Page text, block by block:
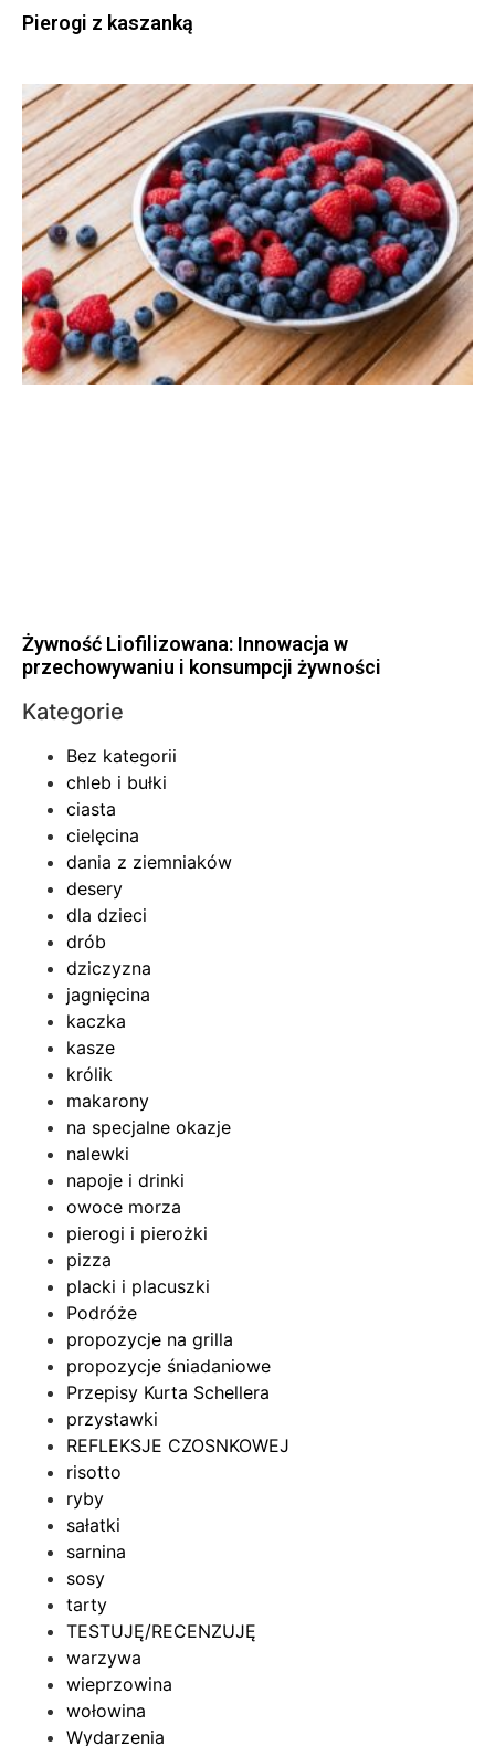
Pierogi z kaszanką
Żywność Liofilizowana: Innowacja w
przechowywaniu i konsumpcji żywności
Kategorie
Bez kategorii
chleb i bułki
ciasta
cielęcina
dania z ziemniaków
desery
dla dzieci
drób
dziczyzna
jagnięcina
kaczka
kasze
królik
makarony
na specjalne okazje
nalewki
napoje i drinki
owoce morza
pierogi i pierożki
pizza
placki i placuszki
Podróże
propozycje na grilla
propozycje śniadaniowe
Przepisy Kurta Schellera
przystawki
REFLEKSJE CZOSNKOWEJ
risotto
ryby
sałatki
sarnina
sosy
tarty
TESTUJĘ/RECENZUJĘ
warzywa
wieprzowina
wołowina
Wydarzenia